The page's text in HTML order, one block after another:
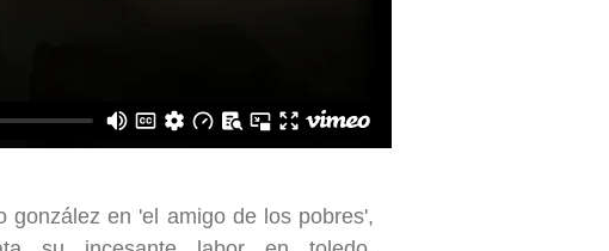
gonzález en 'el amigo de los pobres',